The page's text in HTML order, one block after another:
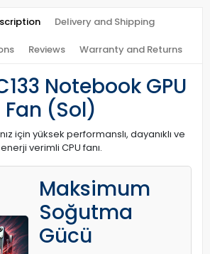
Delivery and Shipping
Reviews Warranty and Returns
Notebook GPU
Fan (Sol)
için yüksek performanslı, dayanıklı ve
enerji verimli CPU fanı.
Maksimum
Soğutma
Gücü